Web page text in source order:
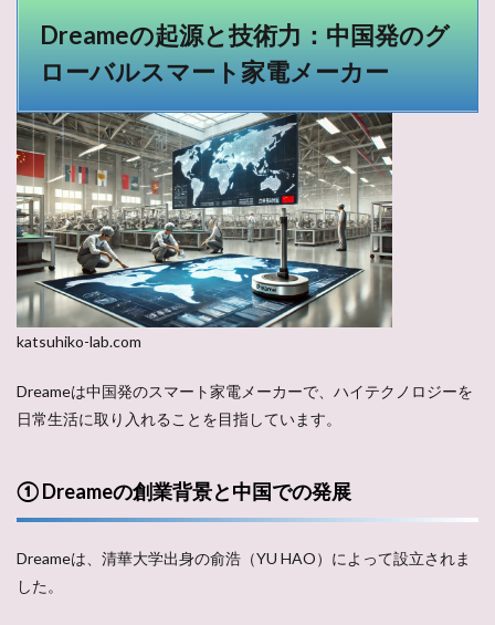
Dreameの起源と技術力：中国発のグ
ローバルスマート家電メーカー
katsuhiko-lab.com
Dreameは中国発のスマート家電メーカーで、ハイテクノロジーを
日常生活に取り入れることを目指しています。
① Dreameの創業背景と中国での発展
Dreameは、清華大学出身の俞浩（YU HAO）によって設立されま
した。